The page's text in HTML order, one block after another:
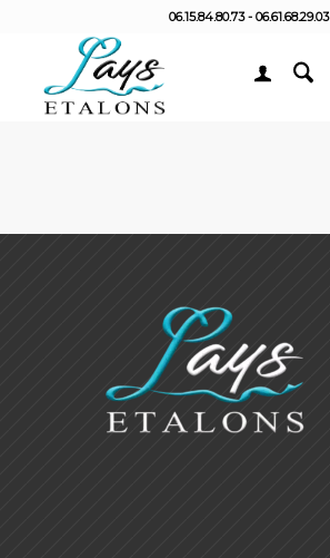
06.15.84.80.73 - 06.61.68.29.03